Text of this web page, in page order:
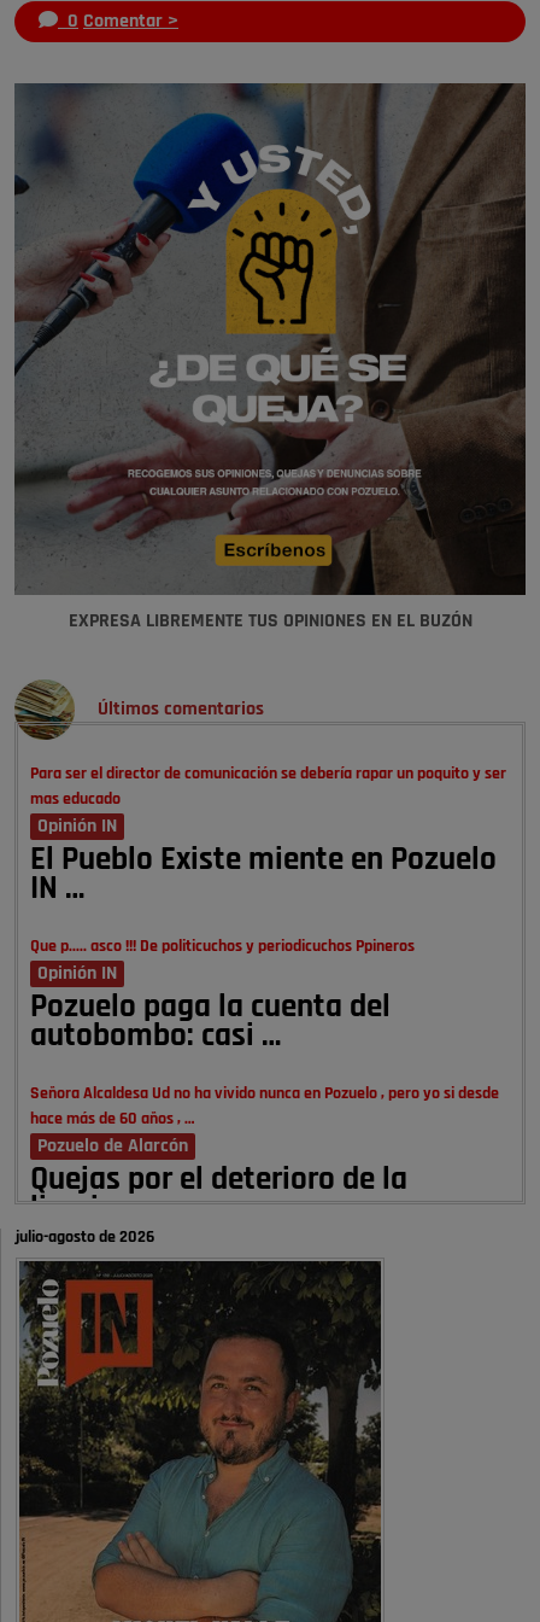
0 Comentar >
EXPRESA LIBREMENTE TUS OPINIONES EN EL BUZÓN
Últimos comentarios
Para ser el director de comunicación se debería rapar un poquito y ser
mas educado
Opinión IN
El Pueblo Existe miente en Pozuelo
IN …
Que p..... asco !!! De politicuchos y periodicuchos Ppineros
Opinión IN
Pozuelo paga la cuenta del
autobombo: casi …
Señora Alcaldesa Ud no ha vivido nunca en Pozuelo , pero yo si desde
hace más de 60 años , …
Pozuelo de Alarcón
Quejas por el deterioro de la
limpieza …
A ver si es posible que haya vivienda para familias con hijos y no
solamente jóvenes que no es tan …
Pozuelo de Alarcón
Pozuelo desbloquea
definitivamente Huerta Grande: las
obras …
Donde pueden inscribirse las personas empadronados en Pozuelo para
la vivienda asequible .
Pozuelo de Alarcón
Pozuelo desbloquea
definitivamente Huerta Grande: las
obras …
julio-agosto de 2026